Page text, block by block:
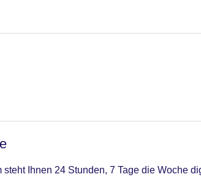
Ihnen 24 Stunden, 7 Tage die Woche